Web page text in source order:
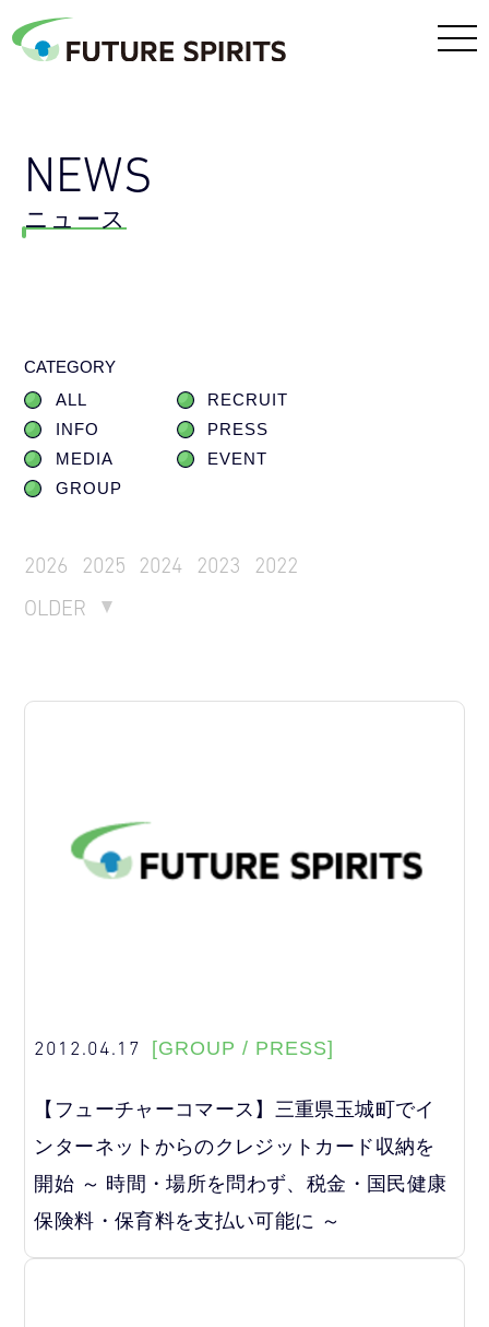
NEWS
ニュース
CATEGORY
ALL
RECRUIT
INFO
PRESS
MEDIA
EVENT
GROUP
2026 2025 2024 2023
2022
OLDER
2012.04.17 [GROUP / PRESS]
【フューチャーコマース】三重県玉城町でイ
ンターネットからのクレジットカード収納を
開始 ～ 時間・場所を問わず、税金・国民健康
保険料・保育料を支払い可能に ～